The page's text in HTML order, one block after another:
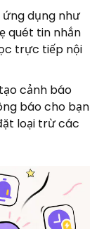
dụng như
quét tin nhắn
trực tiếp nội
cảnh báo
báo cho bạn
loại trừ các